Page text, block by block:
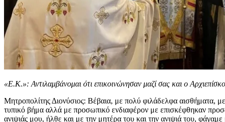
«Ε.Κ.»: Αντιλαμβάνομαι ότι επικοινώνησαν μαζί σας και ο
Μητροπολίτης Διονύσιος: Βέβαια, με πολύ φιλάδελφα αισθήματα,
τυπικό βήμα αλλά με προσωπικό ενδιαφέρον με επισκέφθηκαν
ανιψιάς μου, ήλθε και με την μητέρα του και την ανιψιά του,